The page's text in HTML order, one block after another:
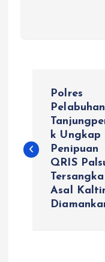
v
Polres
Pelabuhan
k Ungkap
Penipuan
QRIS
Tersangka
Asal